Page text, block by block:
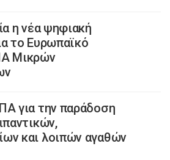
η νέα ψηφιακή
το Ευρωπαϊκό
Μικρών
για την παράδοση
και λοιπών αγαθών